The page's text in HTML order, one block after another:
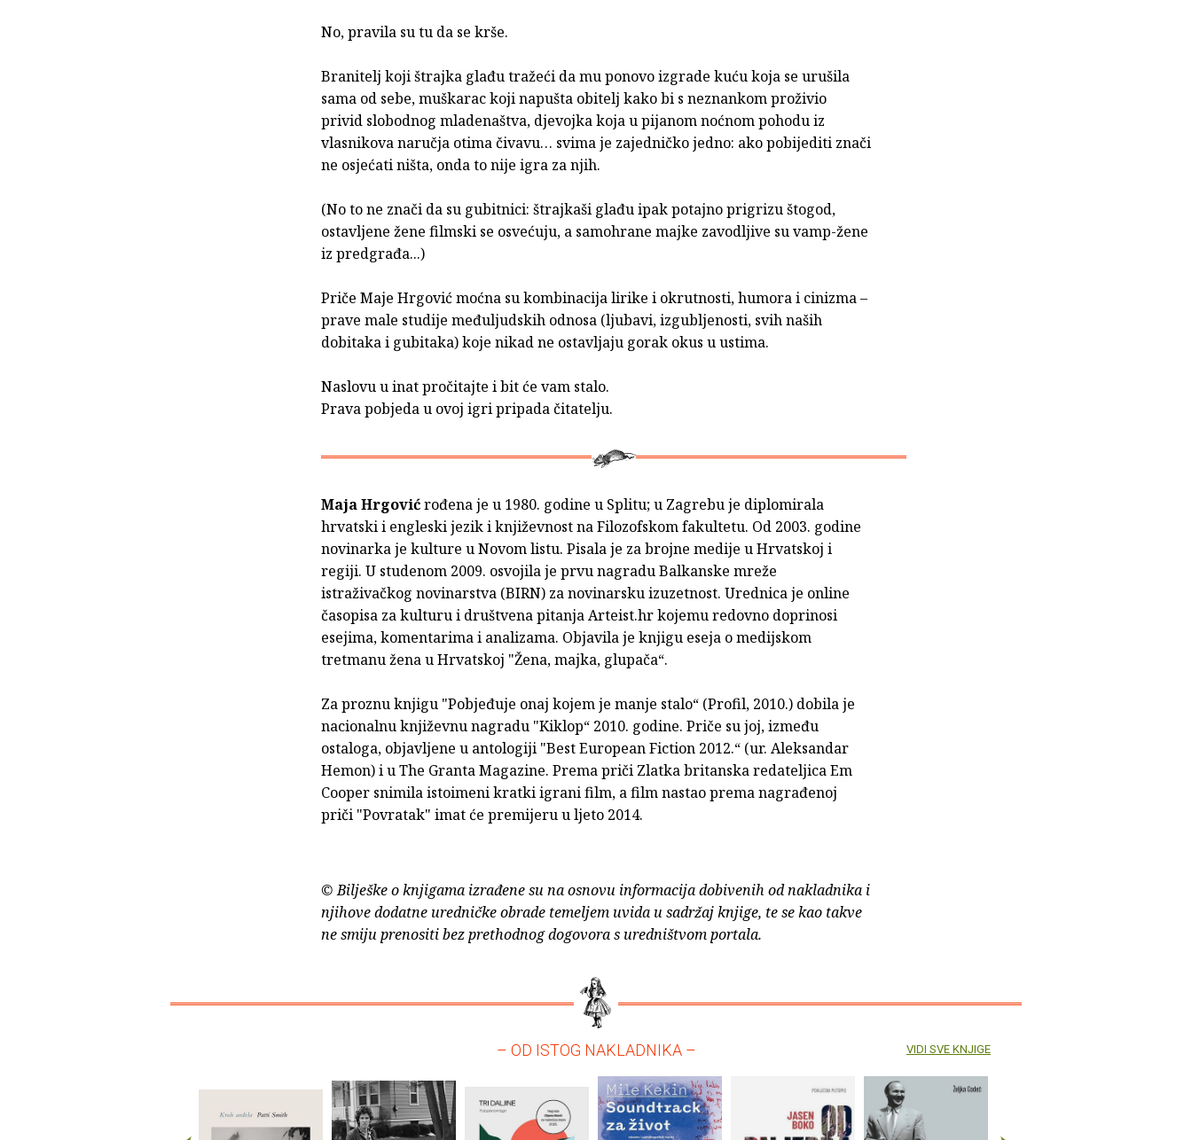
No, pravila su tu da se krše.
Branitelj koji štrajka glađu tražeći da mu ponovo izgrade kuću koja se urušila
sama od sebe, muškarac koji napušta obitelj kako bi s neznankom proživio
privid slobodnog mladenaštva, djevojka koja u pijanom noćnom pohodu iz
vlasnikova naručja otima čivavu… svima je zajedničko jedno: ako pobijediti znači
ne osjećati ništa, onda to nije igra za njih.
(No to ne znači da su gubitnici: štrajkaši glađu ipak potajno prigrizu štogod,
ostavljene žene filmski se osvećuju, a samohrane majke zavodljive su vamp-žene
iz predgrađa...)
Priče Maje Hrgović moćna su kombinacija lirike i okrutnosti, humora i cinizma –
prave male studije međuljudskih odnosa (ljubavi, izgubljenosti, svih naših
dobitaka i gubitaka) koje nikad ne ostavljaju gorak okus u ustima.
Naslovu u inat pročitajte i bit će vam stalo.
Prava pobjeda u ovoj igri pripada čitatelju.
Maja Hrgovićrođena je u 1980. godine u Splitu; u Zagrebu je diplomirala
hrvatski i engleski jezik i književnost na Filozofskom fakultetu. Od 2003. godine
novinarka je kulture u Novom listu. Pisala je za brojne medije u Hrvatskoj i
regiji. U studenom 2009. osvojila je prvu nagradu Balkanske mreže
istraživačkog novinarstva (BIRN) za novinarsku izuzetnost. Urednica je online
časopisa za kulturu i društvena pitanja Arteist.hr kojemu redovno doprinosi
esejima, komentarima i analizama. Objavila je knjigu eseja o medijskom
tretmanu žena u Hrvatskoj "Žena, majka, glupača“.
Za proznu knjigu "Pobjeđuje onaj kojem je manje stalo“ (Profil, 2010.) dobila je
nacionalnu književnu nagradu "Kiklop“ 2010. godine. Priče su joj, između
ostaloga, objavljene u antologiji "Best European Fiction 2012.“ (ur. Aleksandar
Hemon) i u The Granta Magazine. Prema priči Zlatka britanska redateljica Em
Cooper snimila istoimeni kratki igrani film, a film nastao prema nagrađenoj
priči "Povratak" imat će premijeru u ljeto 2014.
© Bilješke o knjigama izrađene su na osnovu informacija dobivenih od nakladnika i
njihove dodatne uredničke obrade temeljem uvida u sadržaj knjige, te se kao takve
ne smiju prenositi bez prethodnog dogovora s uredništvom portala.
– OD ISTOG NAKLADNIKA – VIDI SVE KNJIGE